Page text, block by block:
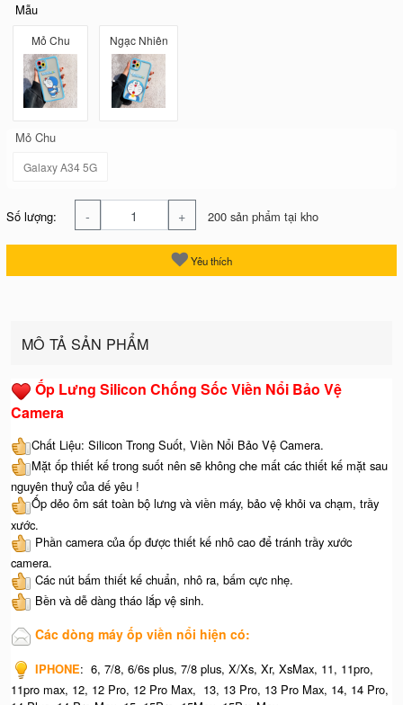
Mẫu
Mỏ Chu Ngạc Nhiên
Mỏ Chu
Galaxy A34 5G
Số lượng: - + 200 sản phẩm tại kho
Yêu thích
MÔ TẢ SẢN PHẨM
Ốp Lưng Silicon Chống Sốc Viền Nổi Bảo Vệ
Camera
Chất Liệu: Silicon Trong Suốt, Viền Nổi Bảo Vệ Camera.
Mặt ốp thiết kế trong suốt nên sẽ không che mất các thiết kế mặt sau
nguyên thuỷ của dế yêu !
Ốp dẻo ôm sát toàn bộ lưng và viền máy, bảo vệ khỏi va chạm, trầy
xước.
Phần camera của ốp được thiết kế nhô cao để tránh trầy xước
camera.
Các nút bấm thiết kế chuẩn, nhô ra, bấm cực nhẹ.
Bền và dễ dàng tháo lắp vệ sinh.
Các dòng máy ốp viền nổi hiện có:
IPHONE: 6, 7/8, 6/6s plus, 7/8 plus, X/Xs, Xr, XsMax, 11, 11pro,
11pro max, 12, 12 Pro, 12 Pro Max, 13, 13 Pro, 13 Pro Max, 14, 14 Pro,